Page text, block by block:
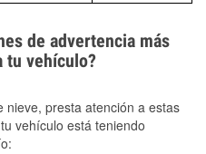
de advertencia más
tu vehículo?
presta atención a estas
vehículo está teniendo